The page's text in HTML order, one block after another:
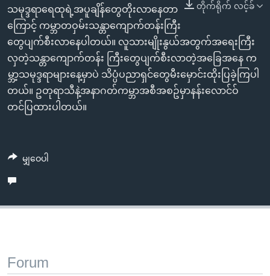
ရှာဖွေ
ရန်
နေရာ
သို့
ကျော်
ရန်
ဘာသာစကားများ တိုက်ရိုက် လင့်ခ်
သမုဒ္ဒရာရေထုရဲ့အပူချိန်တွေတိုးလာနေတာ
ကြောင့် ကမ္ဘာတဝှမ်းသန္တာကျောက်တန်းကြီး
တွေပျက်စီးလာနေပါတယ်။ လူသားမျိုးနွယ်အတွက်အရေးကြီး
လှတဲ့သန္တာကျောက်တန်း ကြီးတွေပျက်စီးလာတဲ့အခြေအနေ က
မ္ဘာ့သမုဒ္ဒရာများနေ့မှာပဲ သိပ္ပံပညာရှင်တွေမီးမှောင်းထိုးပြခဲ့ကြပါ
တယ်။ ဥတုရာသီနဲ့အနာဂတ်ကမ္ဘာအစီအစဥ်မှာနန်းလောင်ဝ်
တင်ပြထားပါတယ်။
မျှဝေပါ
Forum